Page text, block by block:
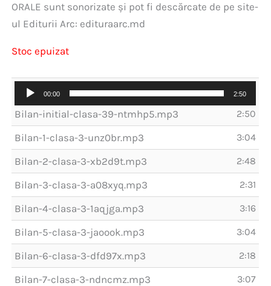
ORALE sunt sonorizate și pot fi descărcate de pe site-
ul Editurii Arc: edituraarc.md
Stoc epuizat
Player
audio
00:00 2:50
Bilan-initial-clasa-39-ntmhp5.mp3 2:50
Bilan-1-clasa-3-unz0br.mp3 3:04
Bilan-2-clasa-3-xb2d9t.mp3 2:48
Bilan-3-clasa-3-a08xyq.mp3 2:31
Bilan-4-clasa-3-1aqjga.mp3 3:16
Bilan-5-clasa-3-jaoook.mp3 3:04
Bilan-6-clasa-3-dfd97x.mp3 2:18
Bilan-7-clasa-3-ndncmz.mp3 3:07